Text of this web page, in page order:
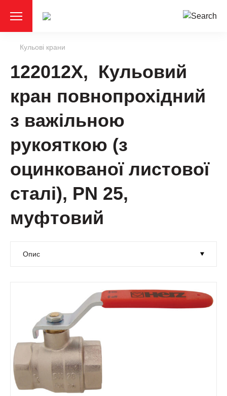
Кульові крани
122012X, Кульовий
кран повнопрохідний
з важільною
рукояткою (з
оцинкованої листової
сталі), РN 25,
муфтовий